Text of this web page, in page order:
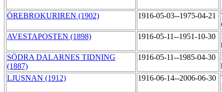
ÖREBROKURIREN (1902) 1916-05-03--1975-04-21
AVESTAPOSTEN (1898)
1916-05-11--1951-10-30
SÖDRA DALARNES TIDNING
(1887)
1916-05-11--1985-04-30
LJUSNAN (1912)
1916-06-14--2006-06-30